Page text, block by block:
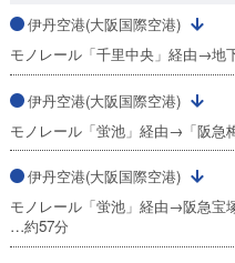
伊丹空港(大阪国際空港)
モノレール「千里中央」経由→地
伊丹空港(大阪国際空港)
モノレール「蛍池」経由→「阪急
伊丹空港(大阪国際空港)
モノレール「蛍池」経由→阪急宝
…約57分